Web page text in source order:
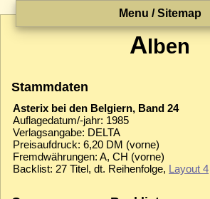
Menu / Sitemap
Alben
Stammdaten
Asterix bei den Belgiern, Band 24
Auflagedatum/-jahr: 1985
Verlagsangabe: DELTA
Preisaufdruck: 6,20 DM (vorne)
Fremdwährungen: A, CH (vorne)
Backlist: 27 Titel, dt. Reihenfolge, Layout 4